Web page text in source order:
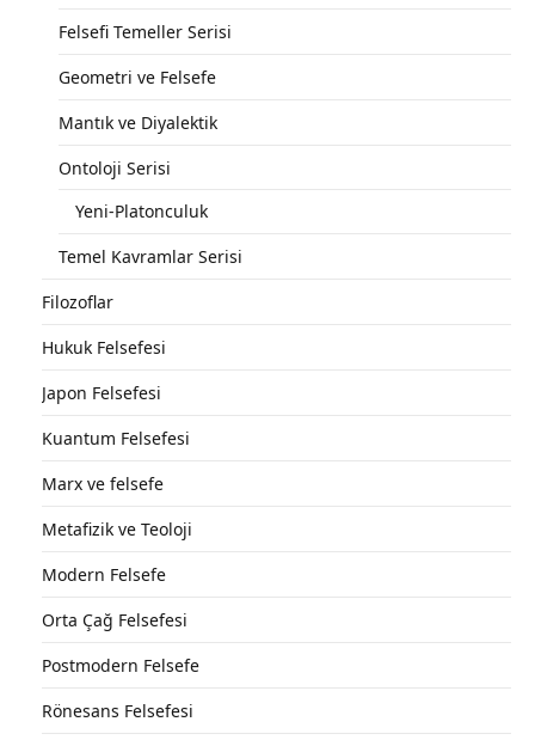
Felsefi Temeller Serisi
Geometri ve Felsefe
Mantık ve Diyalektik
Ontoloji Serisi
Yeni-Platonculuk
Temel Kavramlar Serisi
Filozoflar
Hukuk Felsefesi
Japon Felsefesi
Kuantum Felsefesi
Marx ve felsefe
Metafizik ve Teoloji
Modern Felsefe
Orta Çağ Felsefesi
Postmodern Felsefe
Rönesans Felsefesi